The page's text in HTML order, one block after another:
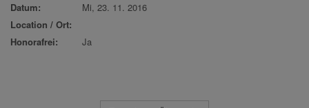
Datum:
Mi, 23. 11. 2016
Location / Ort:
Honorafrei:
Ja